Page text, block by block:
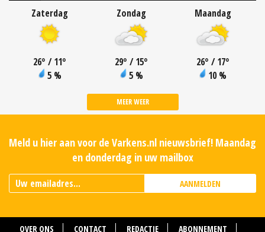
Zaterdag
26° / 11°
5 %
Zondag
29° / 15°
5 %
Maandag
26° / 17°
10 %
MEER WEER
Meld u hier aan voor de Varkens.nl nieuwsbrief! Maandag
en donderdag in uw mailbox
AANMELDEN
OVER ONS CONTACT REDACTIE ABONNEMENT